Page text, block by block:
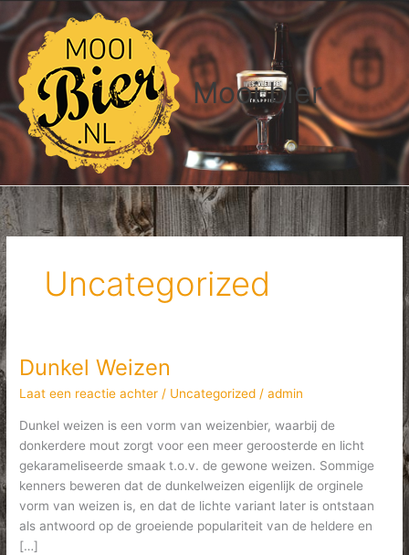
naar
de
inhoud
Mooi bier
Uncategorized
Dunkel Weizen
Laat een reactie achter / Uncategorized /admin
Dunkel weizen is een vorm van weizenbier, waarbij de
donkerdere mout zorgt voor een meer geroosterde en licht
gekarameliseerde smaak t.o.v. de gewone weizen. Sommige
kenners beweren dat de dunkelweizen eigenlijk de orginele
vorm van weizen is, en dat de lichte variant later is ontstaan
als antwoord op de groeiende populariteit van de heldere en
[…]